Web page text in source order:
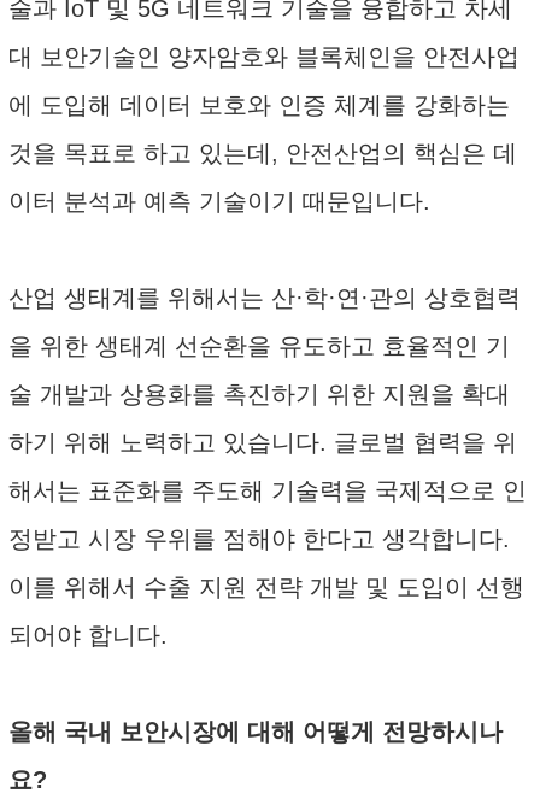
술과 IoT 및 5G 네트워크 기술을 융합하고 차세
대 보안기술인 양자암호와 블록체인을 안전사업
에 도입해 데이터 보호와 인증 체계를 강화하는
것을 목표로 하고 있는데, 안전산업의 핵심은 데
이터 분석과 예측 기술이기 때문입니다.
산업 생태계를 위해서는 산·학·연·관의 상호협력
을 위한 생태계 선순환을 유도하고 효율적인 기
술 개발과 상용화를 촉진하기 위한 지원을 확대
하기 위해 노력하고 있습니다. 글로벌 협력을 위
해서는 표준화를 주도해 기술력을 국제적으로 인
정받고 시장 우위를 점해야 한다고 생각합니다.
이를 위해서 수출 지원 전략 개발 및 도입이 선행
되어야 합니다.
올해 국내 보안시장에 대해 어떻게 전망하시나
요?